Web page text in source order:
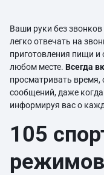
Ваши руки без
легко отвечать на
приготовления пищи и
любом месте. Всегда
просматривать время,
сообщений, даже
информируя вас о
105
режимов